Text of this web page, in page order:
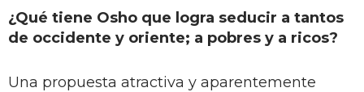
¿Qué tiene Osho que logra seducir a tantos
de occidente y oriente; a pobres y a ricos?
Una propuesta atractiva y aparentemente